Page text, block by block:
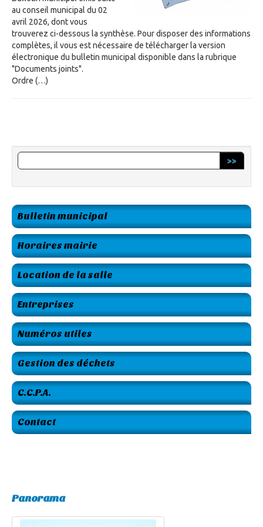
au conseil municipal du 02
avril 2026, dont vous
trouverez ci-dessous la synthèse. Pour disposer des informations
complètes, il vous est nécessaire de télécharger la version
électronique du bulletin municipal disponible dans la rubrique
"Documents joints".
Ordre (…)
>>
Bulletin municipal
Horaires mairie
Location de la salle
Entreprises
Numéros utiles
Gestion des déchets
C.C.P.A.
Contact
Panorama